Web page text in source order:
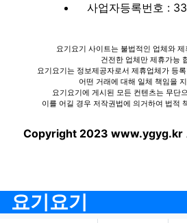
사업자등록번호 :
요기요기 사이트는 불법적인 업체와
건전한 업체만 제휴가능
요기요기는 정보제공자로서 제휴업체가 등
어떤 거래에 대해 일체 책임을
요기요기에 게시된 모든 컨텐츠는 무단
이를 어길 경우 저작권법에 의거하여 법적
Copyright 2023 www.ygyg.kr
요기요기